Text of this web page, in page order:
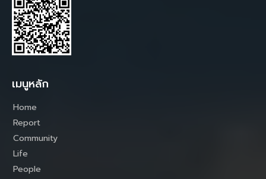
เมนูหลัก
Home
Report
Community
Life
People